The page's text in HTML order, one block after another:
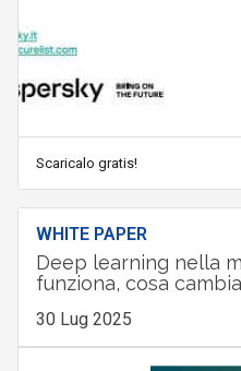
Scaricalo gratis!
WHITE PAPER
Deep learning nella
funziona, cosa
30 Lug 2025